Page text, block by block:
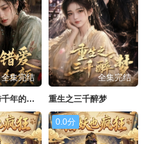
全集完结
通古今：横跨千年的超时空救赎
全集完结
重生之三千醉梦
0.0分